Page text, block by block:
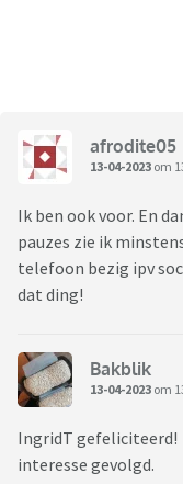
afrodite05
13-04-2023 om
Ik ben ook voor. En
pauzes zie ik
telefoon bezig ipv
dat ding!
Bakblik
13-04-2023 om
IngridT gefeliciteerd!
interesse gevolgd.